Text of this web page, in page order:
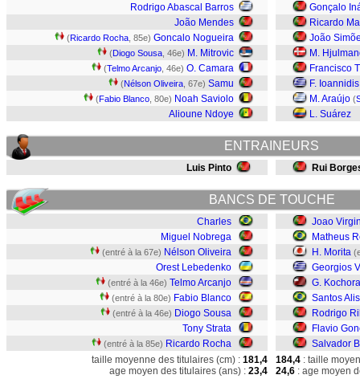
Rodrigo Abascal Barros
João Mendes
(Ricardo Rocha , 85e) Goncalo Nogueira
(Diogo Sousa , 46e) M. Mitrovic
(Telmo Arcanjo , 46e) O. Camara
(Nélson Oliveira , 67e) Samu
(Fabio Blanco , 80e) Noah Saviolo
Alioune Ndoye
Gonçalo
Ricardo
João
M.
Francisco
F. Ioannidis
M. Araújo (
L. Suárez
ENTRAINEURS
Luis Pinto Rui
BANCS DE TOUCHE
Charles
Miguel Nobrega
(entré à la 67e) Nélson Oliveira
Orest Lebedenko
(entré à la 46e) Telmo Arcanjo
(entré à la 80e) Fabio Blanco
(entré à la 46e) Diogo Sousa
Tony Strata
(entré à la 85e) Ricardo Rocha
Joao
Matheus
H. Morita
Georgios
G.
Santos
Rodrigo
Flavio
Salvador
taille moyenne des titulaires (cm) : 181,4
age moyen des titulaires (ans) : 23,4
184,4 : taille
24,6 : age moyen